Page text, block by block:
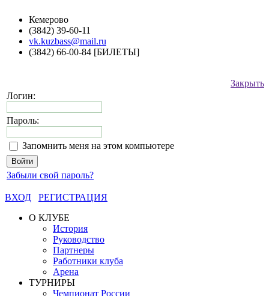
Кемерово
(3842) 39-60-11
vk.kuzbass@mail.ru
(3842) 66-00-84 [БИЛЕТЫ]
Закрыть
Логин:
Пароль:
Запомнить меня на этом компьютере
Забыли свой пароль?
ВХОД
РЕГИСТРАЦИЯ
О КЛУБЕ
История
Руководство
Партнеры
Работники клуба
Арена
ТУРНИРЫ
Чемпионат России